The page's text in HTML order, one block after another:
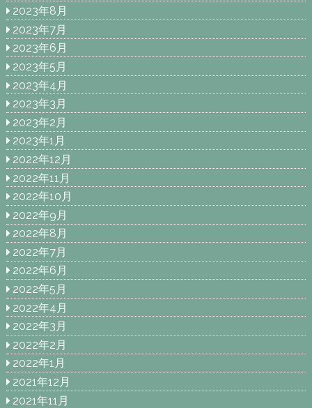
2023年8月
2023年7月
2023年6月
2023年5月
2023年4月
2023年3月
2023年2月
2023年1月
2022年12月
2022年11月
2022年10月
2022年9月
2022年8月
2022年7月
2022年6月
2022年5月
2022年4月
2022年3月
2022年2月
2022年1月
2021年12月
2021年11月